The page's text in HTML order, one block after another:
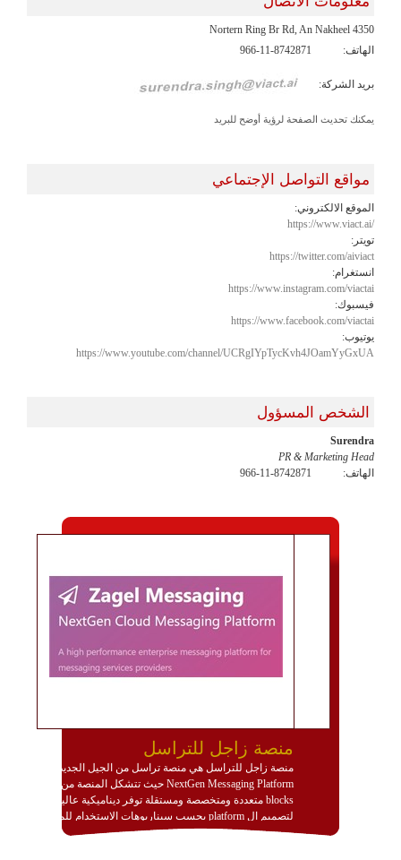
4350 Nortern Ring Br Rd, An Nakheel
الهاتف:
966-11-8742871
بريد الشركة:
يمكنك تحديث الصفحة لرؤية أوضح للبريد
مواقع التواصل الإجتماعي
الموقع الالكتروني:
https://www.viact.ai/
تويتر:
https://twitter.com/aiviact
انستغرام:
https://www.instagram.com/viactai
فيسبوك:
https://www.facebook.com/viactai
يوتيوب:
https://www.youtube.com/channel/UCRgIYpTycKvh4JOamYyGxUA
الشخص المسؤول
Surendra
PR & Marketing Head
الهاتف:
966-11-8742871
منصة زاجل للتراسل
منصة زاجل للتراسل هي منصة تراسل من الجيل الجديد
NextGen Messaging Platform حيث تتشكل المنصة من
blocks متعددة ومتخصصة ومستقلة توفر ديناميكية عالية
لتصميم ال platform بحسب سيناريوهات الاستخدام للمنصة
وتتوافق مع النشر والاستثمار ضمن بيئة استضافة dedicated